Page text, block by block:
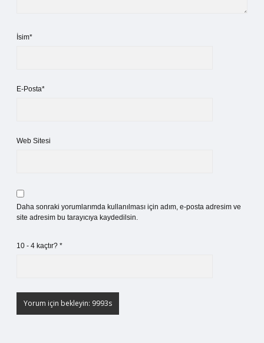
İsim*
E-Posta*
Web Sitesi
Daha sonraki yorumlarımda kullanılması için adım, e-posta adresim ve
site adresim bu tarayıcıya kaydedilsin.
10 - 4 kaçtır? *